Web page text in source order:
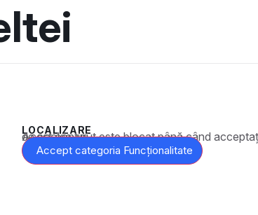
LOCALIZARE
Acest conținut este blocat până când acceptați categoria corespunzătoare de cookie-uri.
Accept categoria Funcționalitate